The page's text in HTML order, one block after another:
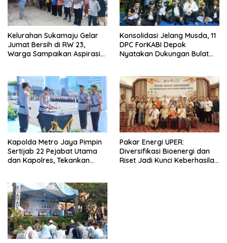
Kelurahan Sukamaju Gelar
Jumat Bersih di RW 23,
Warga Sampaikan Aspirasi
Konsolidasi Jelang Musda, 11
DPC ForKABI Depok
Nyatakan Dukungan Bulat
Kapolda Metro Jaya Pimpin
Sertijab 22 Pejabat Utama
dan Kapolres, Tekankan
Pakar Energi UPER:
Diversifikasi Bioenergi dan
Riset Jadi Kunci Keberhasilan